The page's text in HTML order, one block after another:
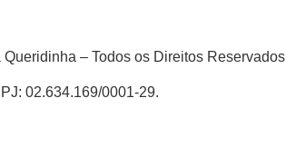
– Todos os Direitos Reservados
02.634.169/0001-29.